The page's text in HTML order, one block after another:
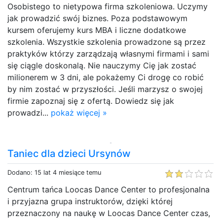
Osobistego to nietypowa firma szkoleniowa. Uczymy
jak prowadzić swój biznes. Poza podstawowym
kursem oferujemy kurs MBA i liczne dodatkowe
szkolenia. Wszystkie szkolenia prowadzone są przez
praktyków którzy zarządzają własnymi firmami i sami
się ciągle doskonalą. Nie nauczymy Cię jak zostać
milionerem w 3 dni, ale pokażemy Ci drogę co robić
by nim zostać w przyszłości. Jeśli marzysz o swojej
firmie zapoznaj się z ofertą. Dowiedz się jak
prowadzi... pokaż więcej »
Taniec dla dzieci Ursynów
Dodano: 15 lat 4 miesiące temu
Centrum tańca Loocas Dance Center to profesjonalna
i przyjazna grupa instruktorów, dzięki której
przeznaczony na naukę w Loocas Dance Center czas,